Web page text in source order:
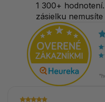
1 300+
zásielku nemusíte